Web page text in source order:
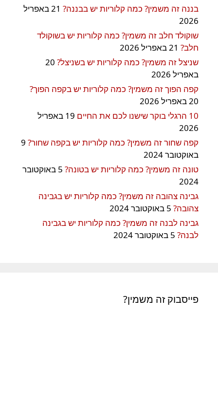
בננה זה משמין? כמה קלוריות יש בבננה?
21 באפריל
2026
שוקולד חלב זה משמין? כמה קלוריות יש בשוקולד
חלב? 21 באפריל 2026
שניצל זה משמין? כמה קלוריות יש בשניצל? 20
באפריל 2026
קפה הפוך זה משמין? כמה קלוריות יש בקפה הפוך?
20 באפריל 2026
10 הרגלי בוקר שישנו לכם את החיים
19 באפריל
2026
קפה שחור זה משמין? כמה קלוריות יש בקפה שחור? 9
באוקטובר 2024
טונה זה משמין? כמה קלוריות יש בטונה?
5 באוקטובר
2024
גבינה צהובה זה משמין? כמה קלוריות יש בגבינה
צהובה? 5 באוקטובר 2024
גבינה לבנה זה משמין? כמה קלוריות יש בגבינה
לבנה? 5 באוקטובר 2024
פייסבוק זה משמין?